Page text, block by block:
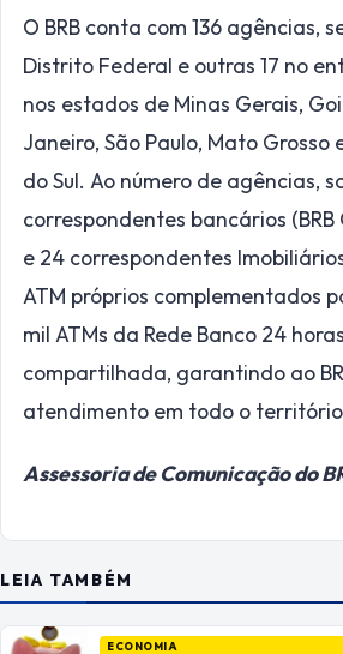
O BRB conta com 136 agências,
Distrito Federal e outras 17 no
nos estados de Minas Gerais,
Janeiro, São Paulo, Mato Grosso
do Sul. Ao número de agências,
correspondentes bancários
e 24 correspondentes
ATM próprios complementados
mil ATMs da Rede Banco 24
compartilhada, garantindo ao
atendimento em todo o
Assessoria de Comunicação do
LEIA TAMBÉM
ECONOMIA